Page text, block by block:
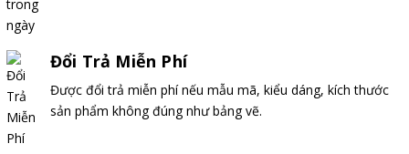
Đổi Trả Miễn Phí
Được đổi trả miễn phí nếu mẫu mã, kiểu dáng, kích thước
sản phẩm không đúng như bảng vẽ.